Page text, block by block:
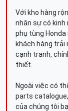
Với kho hàng
nhân sự có kinh
phụ tùng Honda
khách hàng
cạnh tranh,
thiết.
Ngoài việc có
parts
của chúng tôi